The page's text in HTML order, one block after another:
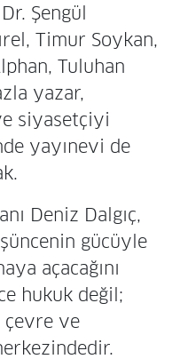
Şengül
Timur Soykan,
Tuluhan
yazar,
siyasetçiyi
yayınevi de
Deniz Dalgıç,
gücüyle
açacağını
hukuk değil;
çevre ve